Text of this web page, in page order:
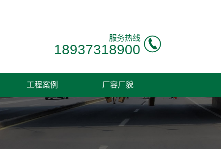
服务热线
18937318900
工程案例 厂容厂貌